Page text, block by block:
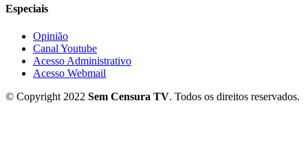
Especiais
Opinião
Canal Youtube
Acesso Administrativo
Acesso Webmail
© Copyright 2022 Sem Censura TV. Todos os direitos reservados.